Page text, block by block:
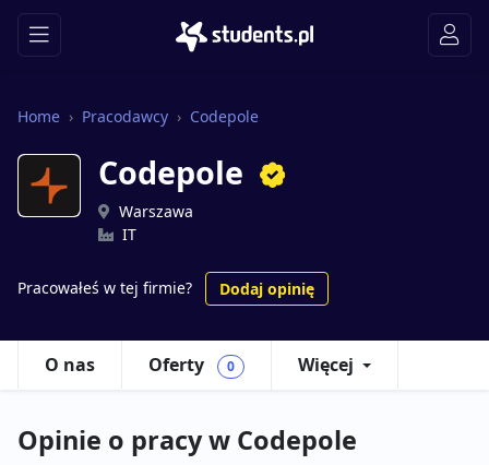
Home Pracodawcy Codepole
Codepole
Warszawa
IT
Pracowałeś w tej firmie? Dodaj opinię
O nas Oferty 0 Więcej
Opinie o pracy w Codepole